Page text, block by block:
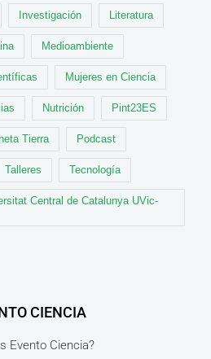
Investigación Literatura
Medioambiente
Mujeres en Ciencia
Nutrición Pint23ES
Tierra Podcast
Talleres Tecnología
Central de Catalunya UVic-
CIENCIA
Evento Ciencia?